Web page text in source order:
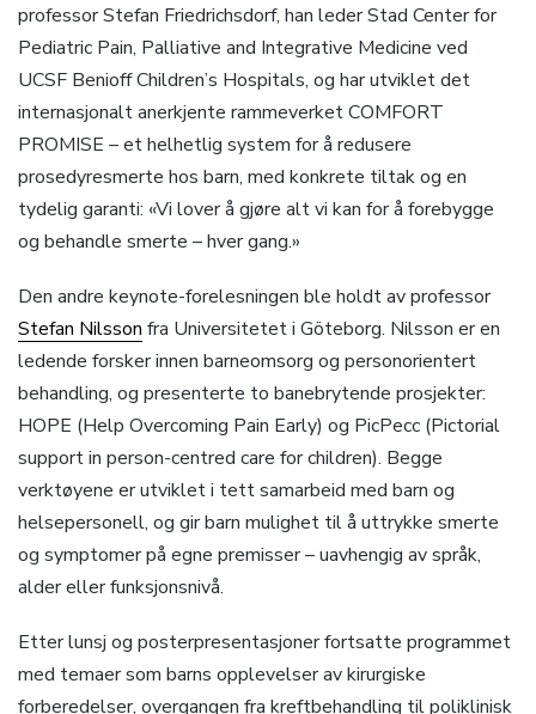
professor Stefan Friedrichsdorf, han leder Stad Center for
Pediatric Pain, Palliative and Integrative Medicine ved
UCSF Benioff Children’s Hospitals, og har utviklet det
internasjonalt anerkjente rammeverket COMFORT
PROMISE – et helhetlig system for å redusere
prosedyresmerte hos barn, med konkrete tiltak og en
tydelig garanti: «Vi lover å gjøre alt vi kan for å forebygge
og behandle smerte – hver gang.»
Den andre keynote-forelesningen ble holdt av professor
Stefan Nilsson fra Universitetet i Göteborg. Nilsson er en
ledende forsker innen barneomsorg og personorientert
behandling, og presenterte to banebrytende prosjekter:
HOPE (Help Overcoming Pain Early) og PicPecc (Pictorial
support in person-centred care for children). Begge
verktøyene er utviklet i tett samarbeid med barn og
helsepersonell, og gir barn mulighet til å uttrykke smerte
og symptomer på egne premisser – uavhengig av språk,
alder eller funksjonsnivå.
Etter lunsj og posterpresentasjoner fortsatte programmet
med temaer som barns opplevelser av kirurgiske
forberedelser, overgangen fra kreftbehandling til poliklinisk